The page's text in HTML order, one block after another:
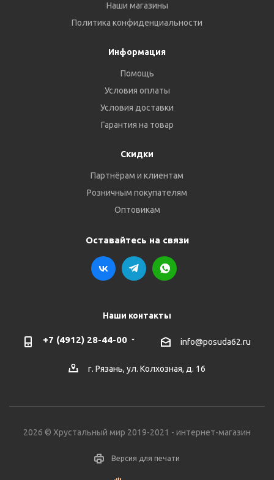
Наши магазины
Политика конфиденциальности
Информация
Помощь
Условия оплаты
Условия доставки
Гарантия на товар
Скидки
Партнёрам и клиентам
Розничным покупателям
Оптовикам
Оставайтесь на связи
Наши контакты
+7 (4912) 28-44-00 info@posuda62.ru
г. Рязань, ул. Колхозная, д. 16
2026 © Хрустальный мир 2019-2021 - интернет-магазин
Версия для печати